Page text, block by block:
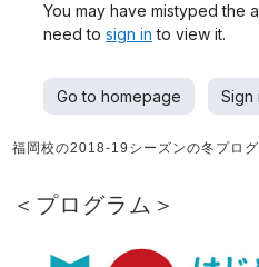
福岡校の2018-19シーズンの冬プログ
＜プログラム＞